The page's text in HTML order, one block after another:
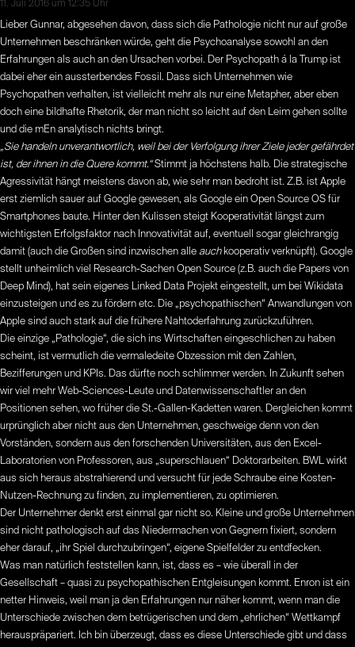
11. Juli 2016 um 12:35 Uhr
Lieber Gunnar, abgesehen davon, dass sich die Pathologie nicht nur auf große
Unternehmen beschränken würde, geht die Psychoanalyse sowohl an den
Erfahrungen als auch an den Ursachen vorbei. Der Psychopath á la Trump ist
dabei eher ein aussterbendes Fossil. Dass sich Unternehmen wie
Psychopathen verhalten, ist vielleicht mehr als nur eine Metapher, aber eben
doch eine bildhafte Rhetorik, der man nicht so leicht auf den Leim gehen sollte
und die mEn analytisch nichts bringt.
„Sie handeln unverantwortlich, weil bei der Verfolgung ihrer Ziele jeder gefährdet
ist, der ihnen in die Quere kommt.“Stimmt ja höchstens halb. Die strategische
Agressivität hängt meistens davon ab, wie sehr man bedroht ist. Z.B. ist Apple
erst ziemlich sauer auf Google gewesen, als Google ein Open Source OS für
Smartphones baute. Hinter den Kulissen steigt Kooperativität längst zum
wichtigsten Erfolgsfaktor nach Innovativität auf, eventuell sogar gleichrangig
damit (auch die Großen sind inzwischen alle auch kooperativ verknüpft). Google
stellt unheimlich viel Research-Sachen Open Source (z.B. auch die Papers von
Deep Mind), hat sein eigenes Linked Data Projekt eingestellt, um bei Wikidata
einzusteigen und es zu fördern etc. Die „psychopathischen“ Anwandlungen von
Apple sind auch stark auf die frühere Nahtoderfahrung zurückzuführen.
Die einzige „Pathologie“, die sich ins Wirtschaften eingeschlichen zu haben
scheint, ist vermutlich die vermaledeite Obzession mit den Zahlen,
Bezifferungen und KPIs. Das dürfte noch schlimmer werden. In Zukunft sehen
wir viel mehr Web-Sciences-Leute und Datenwissenschaftler an den
Positionen sehen, wo früher die St.-Gallen-Kadetten waren. Dergleichen kommt
urprünglich aber nicht aus den Unternehmen, geschweige denn von den
Vorständen, sondern aus den forschenden Universitäten, aus den Excel-
Laboratorien von Professoren, aus „superschlauen“ Doktorarbeiten. BWL wirkt
aus sich heraus abstrahierend und versucht für jede Schraube eine Kosten-
Nutzen-Rechnung zu finden, zu implementieren, zu optimieren.
Der Unternehmer denkt erst einmal gar nicht so. Kleine und große Unternehmen
sind nicht pathologisch auf das Niedermachen von Gegnern fixiert, sondern
eher darauf, „ihr Spiel durchzubringen“, eigene Spielfelder zu entdfecken.
Was man natürlich feststellen kann, ist, dass es – wie überall in der
Gesellschaft – quasi zu psychopathischen Entgleisungen kommt. Enron ist ein
netter Hinweis, weil man ja den Erfahrungen nur näher kommt, wenn man die
Unterschiede zwischen dem betrügerischen und dem „ehrlichen“ Wettkampf
herauspräpariert. Ich bin überzeugt, dass es diese Unterschiede gibt und dass